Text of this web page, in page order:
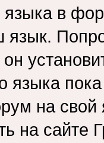
в
языка
на
на сайте